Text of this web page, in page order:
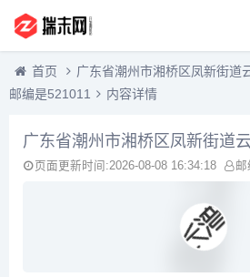
首页
广东省潮州市湘桥区凤新街道
邮编是521011
内容详情
页面更新时间:2026-08-08 16:34:18 邮